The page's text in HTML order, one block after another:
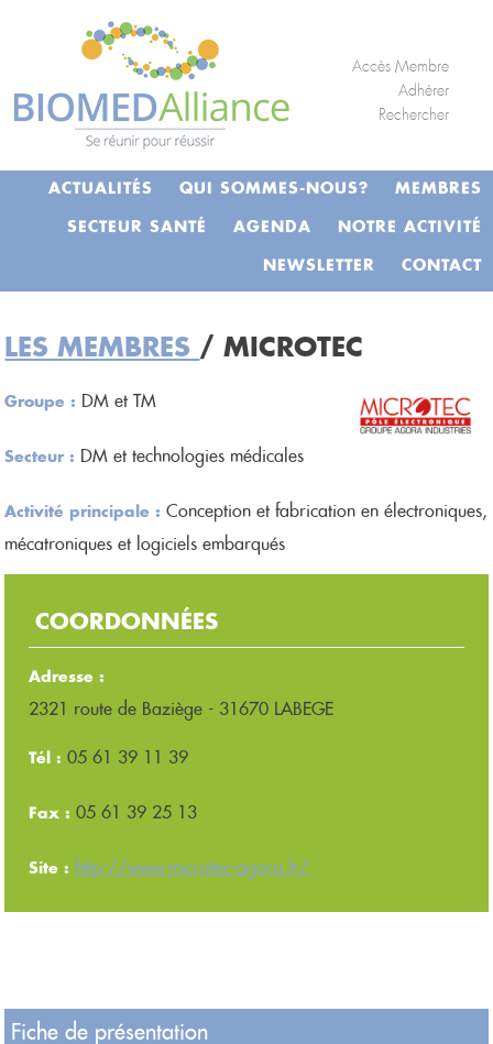
c
ACTUALITÉS QUI SOMMES-NOUS? MEMBRES
SECTEUR SANTÉ AGENDA NOTRE ACTIVITÉ
NEWSLETTER CONTACT
Accès Membre
Adhérer
Rechercher
LES MEMBRES / MICROTEC
Groupe : DM et TM
Secteur : DM et technologies médicales
Activité principale : Conception et fabrication en électroniques,
mécatroniques et logiciels embarqués
COORDONNÉES
Adresse :
2321 route de Baziège - 31670 LABEGE
Tél : 05 61 39 11 39
Fax : 05 61 39 25 13
Site : http://www.microtec-agora.fr/
Fiche de présentation